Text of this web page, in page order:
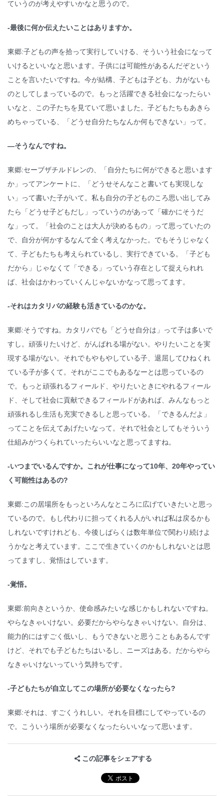
ていうのが考えやすいかなと思うので。
-最後に何か伝えたいことはありますか。
東郷:子どもの声を拾って実行していける、そういう社会になって
いけるといいなと思います。子供には可能性があるんだぞという
ことを言いたいですね。今が結構、子どもは子ども、力がないも
のとしてしまっているので。もっと活躍できる社会になったらい
いなと、この子たちを見ていて思いました。子どもたちもあきら
めちゃっている、「どうせ自分たちなんか何もできない」って。
―そうなんですね。
東郷:セーブザチルドレンの、「自分たちに何ができると思います
か」ってアンケートに、「どうせそんなこと書いても実現しな
い」って書いた子がいて。私も自分の子どものころ思い出してみ
たら「どうせ子どもだし」っていうのがあって「確かにそうだ
な」って。「社会のことは大人が決めるもの」って思っていたの
で、自分が何かするなんて全く考えなかった。でもそうじゃなく
て、子どもたちも考えられているし、実行できている。「子ども
だから」じゃなくて「できる」っていう存在として捉えられれ
ば、社会はかわっていくんじゃないかなって思ってます。
-それはカタリバの経験も活きているのかな。
東郷:そうですね。カタリバでも「どうせ自分は」って子は多いで
すし。頑張りたいけど、がんばれる場がない。やりたいことを実
現する場がない。それでもやもやしている子、退屈してひねくれ
ている子が多くて。それがここでもあるなーとは思っているの
で。もっと頑張れるフィールド、やりたいときにやれるフィール
ド、そして社会に貢献できるフィールドがあれば、みんなもっと
頑張れるし生活も充実できるしと思っている。「できるんだよ」
ってことを伝えてあげたいなって。それで社会としてもそういう
仕組みがつくられていったらいいなと思ってますね。
-いつまでいるんですか。これが仕事になって10年、20年やってい
く可能性はあるの?
東郷:この居場所をもっといろんなところに広げていきたいと思っ
ているので。もし代わりに担ってくれる人がいれば私は戻るかも
しれないですけれども、今後しばらくは数年単位で関わり続けよ
うかなと考えています。ここで生きていくのかもしれないとは思
ってますし、覚悟はしています。
-覚悟。
東郷:前向きというか、使命感みたいな感じかもしれないですね。
やらなきゃいけない。必要だからやらなきゃいけない。自分は、
能力的にはすごく低いし、もうできないと思うこともあるんです
けど、それでも子どもたちはいるし、ニーズはある。だからやら
なきゃいけないっていう気持ちです。
-子どもたちが自立してこの場所が必要なくなったら?
東郷:それは、すごくうれしい。それを目標にしてやっているの
で。こういう場所が必要なくなったらいいなって思います。
この記事をシェアする